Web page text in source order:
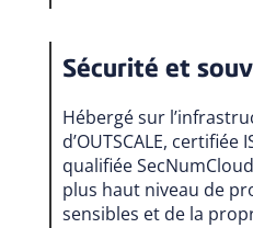
Sécurité et
Hébergé sur
d’OUTSCALE, certifiée
qualifiée
plus haut niveau de
sensibles et de la